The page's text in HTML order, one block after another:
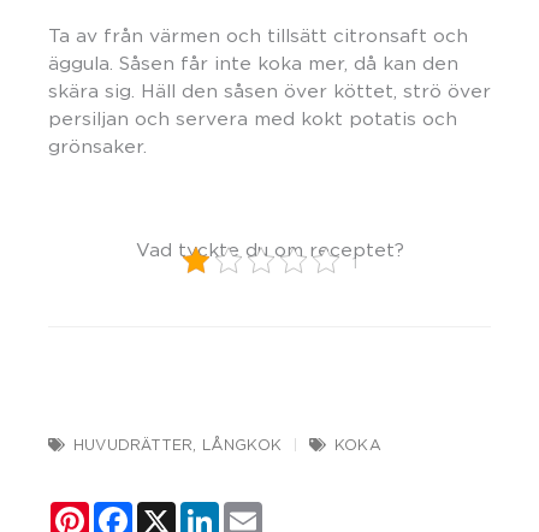
Ta av från värmen och tillsätt citronsaft och
äggula. Såsen får inte koka mer, då kan den
skära sig. Häll den såsen över köttet, strö över
persiljan och servera med kokt potatis och
grönsaker.
Vad tyckte du om receptet?
1
HUVUDRÄTTER LÅNGKOK KOKA
PinterestFacebook
X LinkedIn